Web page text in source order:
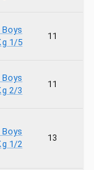
Boys
1/5
11
Boys
2/3
11
Boys
1/2
13